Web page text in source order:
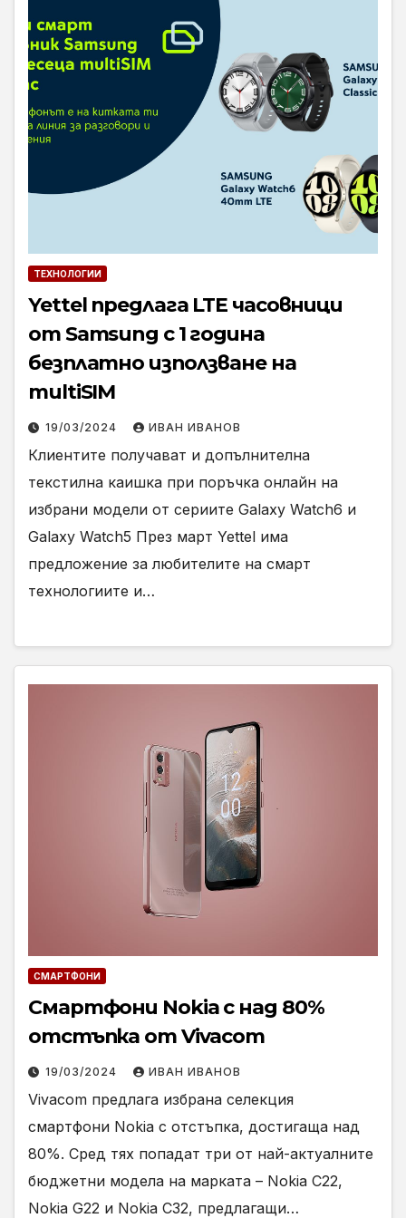
ТЕХНОЛОГИИ
Yettel предлага LTE часовници
от Samsung с 1 година
безплатно използване на
multiSIM
19/03/2024 ИВАН ИВАНОВ
Клиентите получават и допълнителна
текстилна каишка при поръчка онлайн на
избрани модели от сериите Galaxy Watch6 и
Galaxy Watch5 През март Yettel има
предложение за любителите на смарт
технологиите и…
СМАРТФОНИ
Смартфони Nokia с над 80%
отстъпка от Vivacom
19/03/2024 ИВАН ИВАНОВ
Vivacom предлага избрана селекция
смартфони Nokia с отстъпка, достигаща над
80%. Сред тях попадат три от най-актуалните
бюджетни модела на марката – Nokia C22,
Nokia G22 и Nokia C32, предлагащи…